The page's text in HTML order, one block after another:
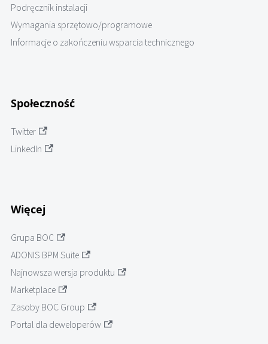
Podręcznik instalacji
Wymagania sprzętowo/programowe
Informacje o zakończeniu wsparcia technicznego
Społeczność
Twitter
LinkedIn
Więcej
Grupa BOC
ADONIS BPM Suite
Najnowsza wersja produktu
Marketplace
Zasoby BOC Group
Portal dla deweloperów